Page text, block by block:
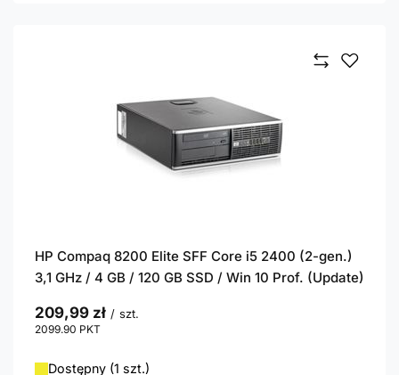
HP Compaq 8200 Elite SFF Core i5 2400 (2-gen.)
3,1 GHz / 4 GB / 120 GB SSD / Win 10 Prof. (Update)
209,99 zł / szt.
2099.90 PKT
Dostępny (1 szt.)